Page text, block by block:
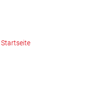
Startseite